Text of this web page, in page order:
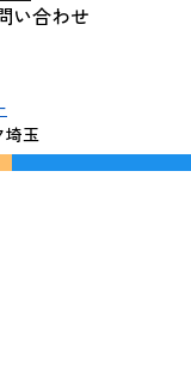
い合わせ
埼玉